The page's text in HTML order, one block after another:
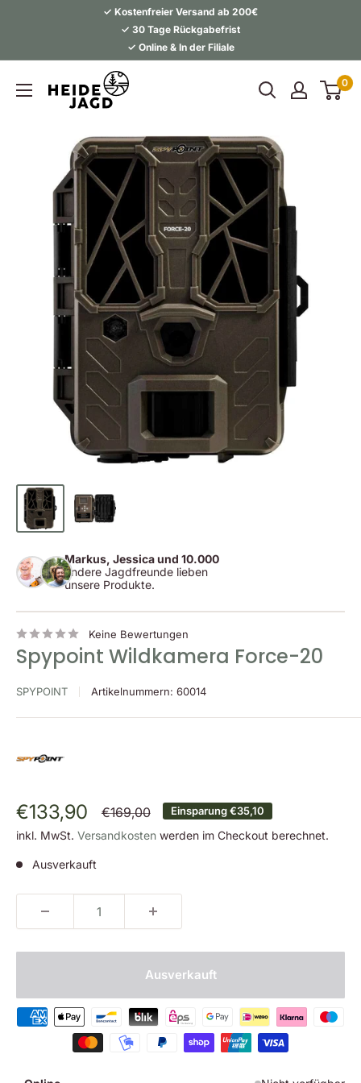
✓ Kostenfreier Versand ab 200€
✓ 30 Tage Rückgabefrist
✓ Online & In der Filiale
0
Markus, Jessica und 10.000
andere Jagdfreunde lieben
unsere Produkte.
Keine Bewertungen
Spypoint Wildkamera Force-20
SPYPOINT Artikelnummern: 60014
Sonderpreis
€133,90 Normalpreis
€169,00 Einsparung€35,10
inkl. MwSt. Versandkosten werden im Checkout berechnet.
Ausverkauft
Ausverkauft